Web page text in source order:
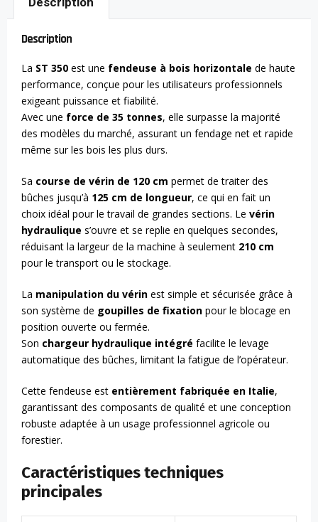
Description
La ST 350 est une fendeuse à bois horizontale de haute
performance, conçue pour les utilisateurs professionnels
exigeant puissance et fiabilité.
Avec une force de 35 tonnes, elle surpasse la majorité
des modèles du marché, assurant un fendage net et rapide
même sur les bois les plus durs.
Sa course de vérin de 120 cm permet de traiter des
bûches jusqu’à 125 cm de longueur, ce qui en fait un
choix idéal pour le travail de grandes sections. Le vérin
hydraulique s’ouvre et se replie en quelques secondes,
réduisant la largeur de la machine à seulement 210 cm
pour le transport ou le stockage.
La manipulation du vérin est simple et sécurisée grâce à
son système de goupilles de fixation pour le blocage en
position ouverte ou fermée.
Son chargeur hydraulique intégré facilite le levage
automatique des bûches, limitant la fatigue de l’opérateur.
Cette fendeuse est entièrement fabriquée en Italie,
garantissant des composants de qualité et une conception
robuste adaptée à un usage professionnel agricole ou
forestier.
Caractéristiques techniques
principales